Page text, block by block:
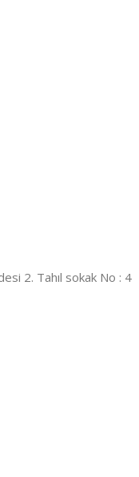
2. Tahıl sokak No : 4